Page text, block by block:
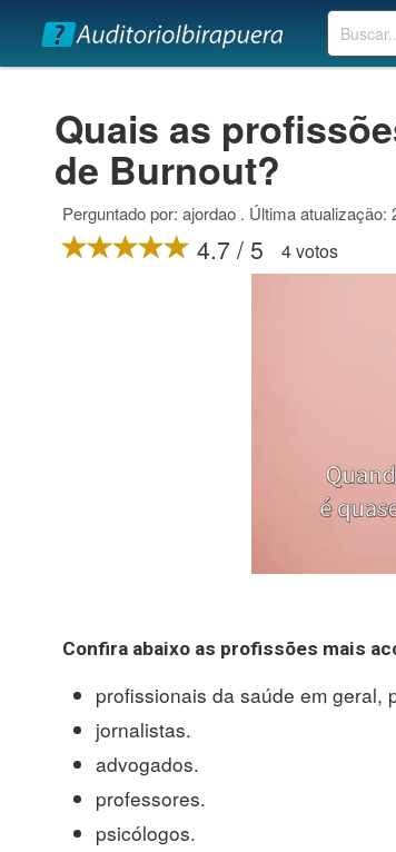
Quais as
de Burnout?
Perguntado por: ajordao . Última atualização:
4.7 / 5 4 votos
Confira abaixo as profissões mais
profissionais da saúde em geral,
jornalistas.
advogados.
professores.
psicólogos.